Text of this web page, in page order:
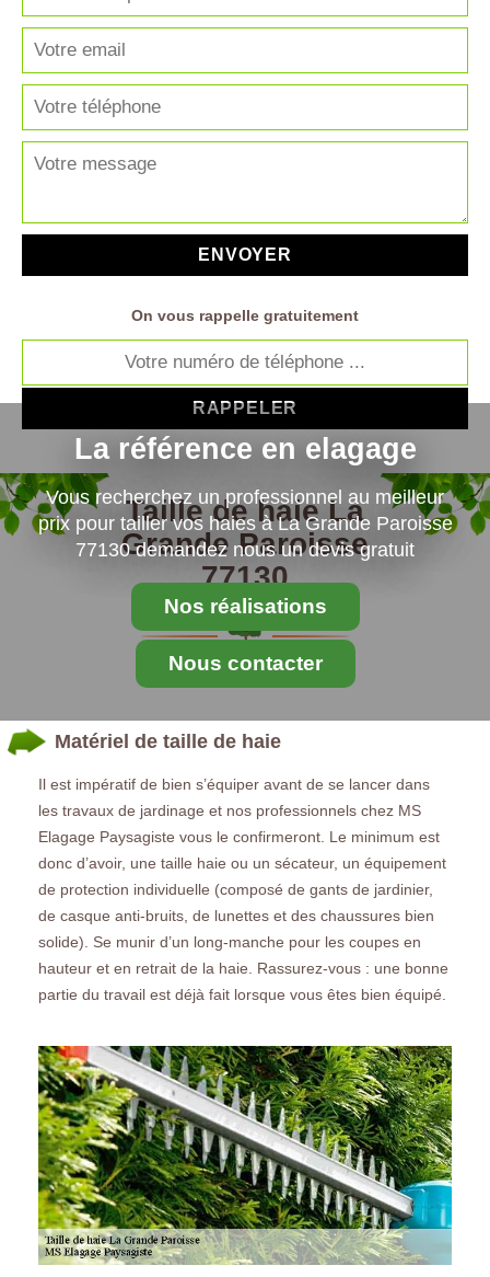
La référence en elagage
Vous recherchez un professionnel au meilleur
prix pour tailler vos haies à La Grande Paroisse
77130 demandez nous un devis gratuit
Nos réalisations
Nous contacter
On vous rappelle gratuitement
Taille de haie La
Grande Paroisse
77130
Matériel de taille de haie
Il est impératif de bien s’équiper avant de se lancer dans
les travaux de jardinage et nos professionnels chez MS
Elagage Paysagiste vous le confirmeront. Le minimum est
donc d’avoir, une taille haie ou un sécateur, un équipement
de protection individuelle (composé de gants de jardinier,
de casque anti-bruits, de lunettes et des chaussures bien
solide). Se munir d’un long-manche pour les coupes en
hauteur et en retrait de la haie. Rassurez-vous : une bonne
partie du travail est déjà fait lorsque vous êtes bien équipé.